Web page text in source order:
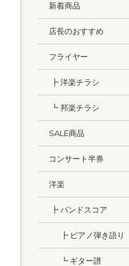
新着商品
店長のおすすめ
フライヤー
┣ 洋楽チラシ
┗ 邦楽チラシ
SALE商品
コンサート半券
洋楽
┣ バンドスコア
┣ ピアノ弾き語り
┗ ギター譜